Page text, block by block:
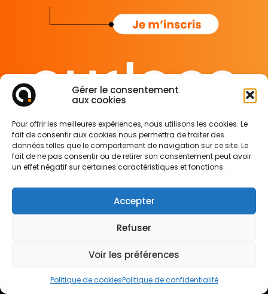
Gérer le consentement
aux cookies
Pour offrir les meilleures expériences, nous utilisons les cookies. Le
fait de consentir aux cookies nous permettra de traiter des
données telles que le comportement de navigation sur ce site. Le
fait de ne pas consentir ou de retirer son consentement peut avoir
un effet négatif sur certaines caractéristiques et fonctions.
Accepter
Refuser
Voir les préférences
Politique de cookiesPolitique de confidentialité
65 rue de Glasgow
62138 Douvrin France
Mentions légales
Politique de confidentialité
Politique des cookies
SUIVEZ-NOUS SUR